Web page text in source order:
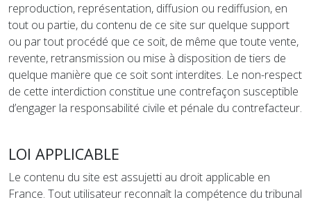
reproduction, représentation, diffusion ou rediffusion, en
tout ou partie, du contenu de ce site sur quelque support
ou par tout procédé que ce soit, de même que toute vente,
revente, retransmission ou mise à disposition de tiers de
quelque manière que ce soit sont interdites. Le non-respect
de cette interdiction constitue une contrefaçon susceptible
d’engager la responsabilité civile et pénale du contrefacteur.
LOI APPLICABLE
Le contenu du site est assujetti au droit applicable en
France. Tout utilisateur reconnaît la compétence du tribunal